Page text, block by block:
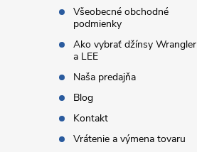
Všeobecné obchodné
podmienky
Ako vybrať džínsy Wrangler
a LEE
Naša predajňa
Blog
Kontakt
Vrátenie a výmena tovaru